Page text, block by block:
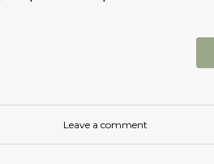
Leave a comment